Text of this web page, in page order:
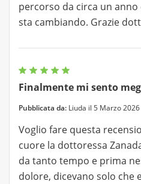
percorso da circa un
sta cambiando. Grazie
Finalmente mi sento
Pubblicata da: Liuda il 5 Marzo 2026
Voglio fare questa
cuore la dottoressa
da tanto tempo e prima
dolore, dicevano solo che